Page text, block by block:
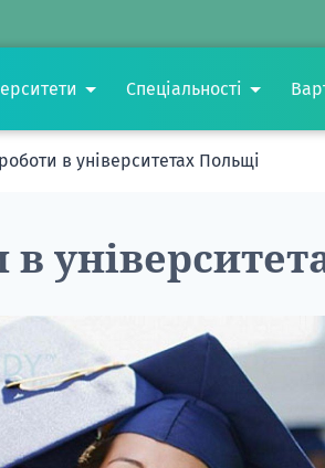
Спеціальності
в університетах Польщі